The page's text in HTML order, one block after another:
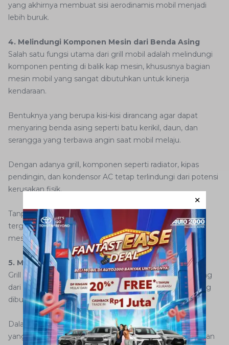
yang akhirnya membuat sisi aerodinamis mobil menjadi
lebih buruk.
4. Melindungi Komponen Mesin dari Benda Asing
Salah satu fungsi utama dari grill mobil adalah melindungi
komponen penting di balik kap mesin, khususnya bagian
mesin mobil yang sangat dibutuhkan untuk kinerja
kendaraan.
Bentuknya yang berupa kisi-kisi dirancang agar dapat
menyaring benda asing seperti batu kerikil, daun, dan
serangga yang terbawa angin saat mobil melaju.
Dengan adanya grill, komponen seperti radiator, kipas
pendingin, dan kondensor AC tetap terlindungi dari potensi
kerusakan fisik.
Tanpa grill, aliran udara yang masuk ke ruang mesin bisa
terganggu, dan hal ini berisiko menurunkan performa
mesin secara keseluruhan.
5. Menjadi Ciri Khas Desain Mobil
Grill bukan hanya elemen teknis, tapi juga bagian penting
dari tampilan mobil secara keseluruhan. Desainnya sering
dibuat unik agar terlihat khas dan mudah dikenali.
Dalam beberapa kasus, pemilihan bentuk grill
yangsalahjustru bisa mengganggu estetika atau bahkan